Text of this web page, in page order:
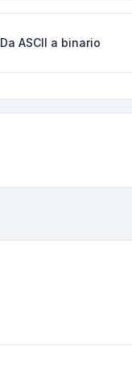
Da ASCII a binario